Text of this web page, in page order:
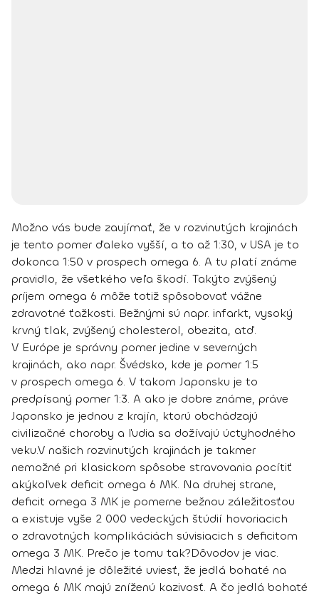
Možno vás bude zaujímať, že v rozvinutých krajinách
je tento pomer ďaleko vyšší, a to až 1:30, v USA je to
dokonca 1:50 v prospech omega 6. A tu platí známe
pravidlo, že všetkého veľa škodí. Takýto zvýšený
príjem omega 6 môže totiž spôsobovať vážne
zdravotné ťažkosti. Bežnými sú napr. infarkt, vysoký
krvný tlak, zvýšený cholesterol, obezita, atď.
V Európe je správny pomer jedine v severných
krajinách, ako napr. Švédsko, kde je pomer 1:5
v prospech omega 6. V takom Japonsku je to
predpísaný pomer 1:3. A ako je dobre známe, práve
Japonsko je jednou z krajín, ktorú obchádzajú
civilizačné choroby a ľudia sa dožívajú úctyhodného
veku.V našich rozvinutých krajinách je takmer
nemožné pri klasickom spôsobe stravovania pocítiť
akýkoľvek deficit omega 6 MK. Na druhej strane,
deficit omega 3 MK je pomerne bežnou záležitosťou
a existuje vyše 2 000 vedeckých štúdií hovoriacich
o zdravotných komplikáciách súvisiacich s deficitom
omega 3 MK. Prečo je tomu tak?Dôvodov je viac.
Medzi hlavné je dôležité uviesť, že jedlá bohaté na
omega 6 MK majú zníženú kazivosť. A čo jedlá bohaté